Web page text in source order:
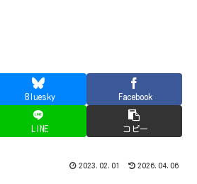
Bluesky Facebook
LINE コピー
2023.02.01 2026.04.06